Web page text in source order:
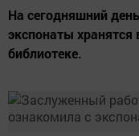
На сегодняшний
экспонаты хранятся
библиотеке.